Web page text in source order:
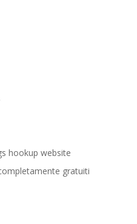
hookup website
gratuiti